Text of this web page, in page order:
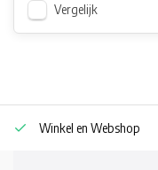
Vergelijk
Winkel en Webshop